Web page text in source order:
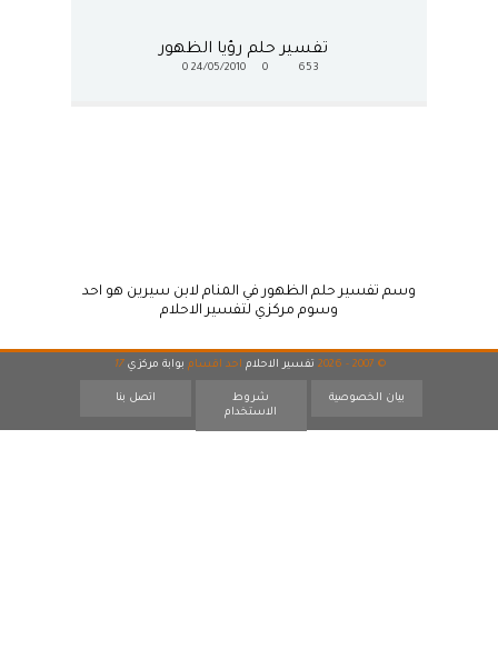
تفسير حلم رؤيا الظهور
653
0
24/05/2010
0
وسم تفسير حلم الظهور في المنام لابن سيرين هو احد
وسوم مركزي لتفسير الاحلام
© 2007 - 2026 تفسير الاحلام احد اقسام بوابة مركزي 17
بيان الخصوصية
شروط
الاستخدام
اتصل بنا